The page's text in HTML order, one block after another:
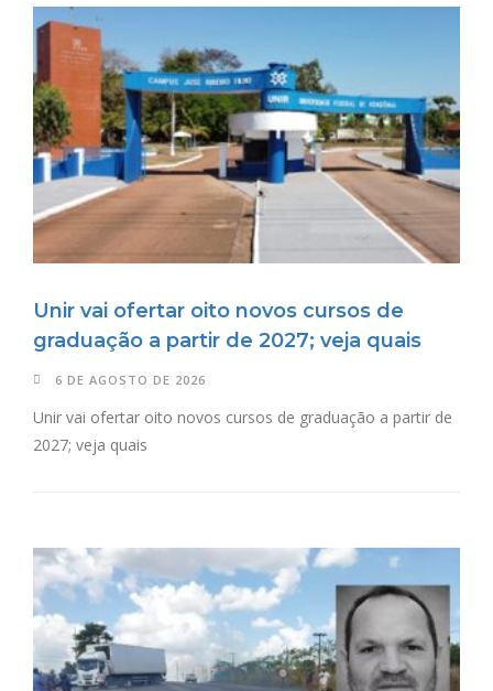
Unir vai ofertar oito novos cursos de
graduação a partir de 2027; veja quais
6 DE AGOSTO DE 2026
Unir vai ofertar oito novos cursos de graduação a partir de
2027; veja quais